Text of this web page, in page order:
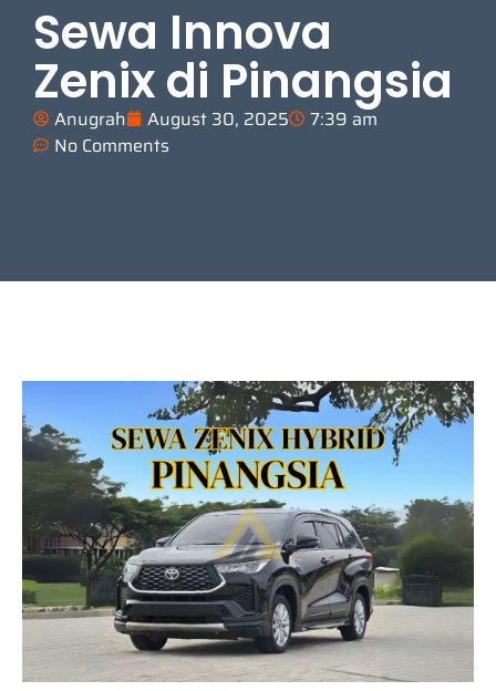
Sewa Innova
Zenix di Pinangsia
Anugrah August 30, 2025
7:39 am
No Comments